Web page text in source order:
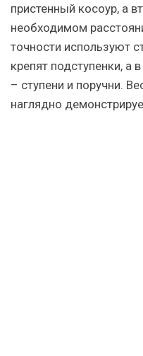
пристенный косоур, а
необходимом
точности используют
крепят подступенки,
– ступени и поручни.
наглядно